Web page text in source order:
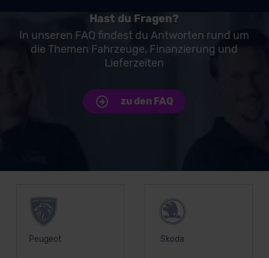
Hast du Fragen?
In unseren FAQ findest du Antworten rund um
die Themen Fahrzeuge, Finanzierung und
Lieferzeiten
zu den FAQ
Peugeot Skoda